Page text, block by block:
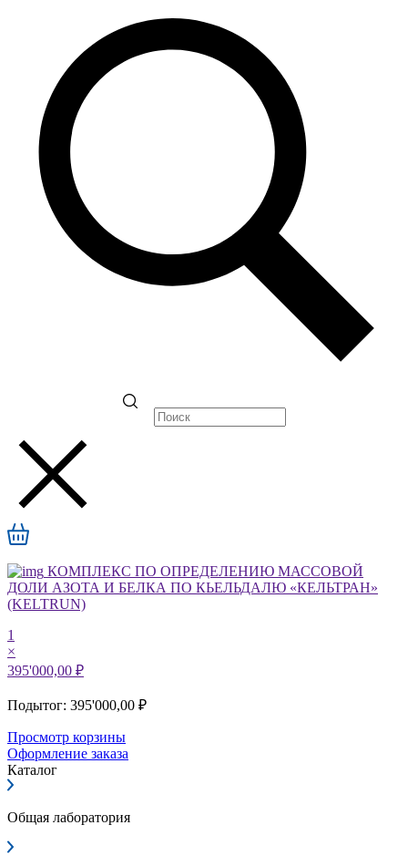
КОМПЛЕКС ПО ОПРЕДЕЛЕНИЮ МАССОВОЙ
ДОЛИ АЗОТА И БЕЛКА ПО КЬЕЛЬДАЛЮ «КЕЛЬТРАН»
(KELTRUN)
1
×
395'000,00 ₽
Подытог: 395'000,00 ₽
Просмотр корзины
Оформление заказа
Каталог
Общая лаборатория